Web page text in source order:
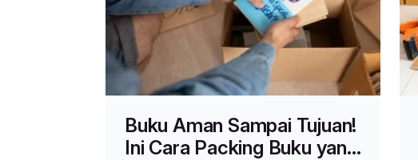
Buku Aman Sampai Tujuan!
Ini Cara Packing Buku yang